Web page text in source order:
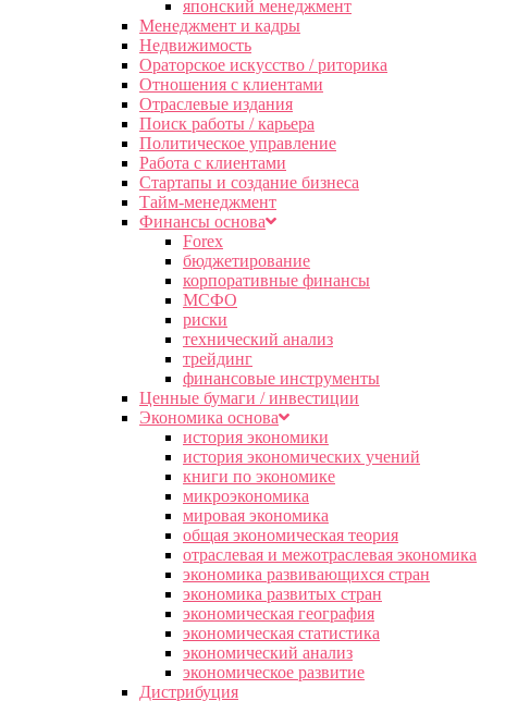
японский менеджмент
Менеджмент и кадры
Недвижимость
Ораторское искусство / риторика
Отношения с клиентами
Отраслевые издания
Поиск работы / карьера
Политическое управление
Работа с клиентами
Стартапы и создание бизнеса
Тайм-менеджмент
Финансы основа
Forex
бюджетирование
корпоративные финансы
МСФО
риски
технический анализ
трейдинг
финансовые инструменты
Ценные бумаги / инвестиции
Экономика основа
история экономики
история экономических учений
книги по экономике
микроэкономика
мировая экономика
общая экономическая теория
отраслевая и межотраслевая экономика
экономика развивающихся стран
экономика развитых стран
экономическая география
экономическая статистика
экономический анализ
экономическое развитие
Дистрибуция